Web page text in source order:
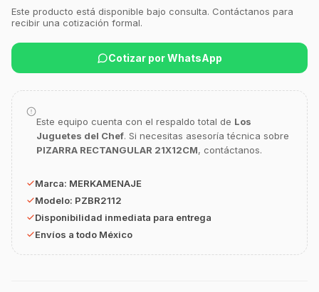
Este producto está disponible bajo consulta. Contáctanos para
recibir una cotización formal.
Cotizar por WhatsApp
Este equipo cuenta con el respaldo total de Los
Juguetes del Chef. Si necesitas asesoría técnica sobre
PIZARRA RECTANGULAR 21X12CM, contáctanos.
Marca: MERKAMENAJE
Modelo: PZBR2112
Disponibilidad inmediata para entrega
Envíos a todo México
GastroBot
Asesor Chef Online
de cocina profesional de GastroArt.
¿En qué te puedo apoyar hoy con tu